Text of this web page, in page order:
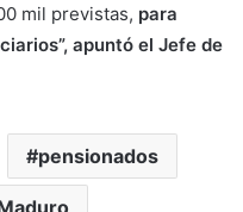
mil previstas, para
apuntó el Jefe de
pensionados